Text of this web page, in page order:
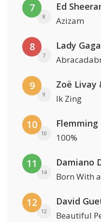
7
8
Ed
Azizam
8
7
Lady Gaga
9
9
Zoë Livay
Ik Zing
10
10 100%
11
14
Damiano
Born With
12
12
David
Beautiful